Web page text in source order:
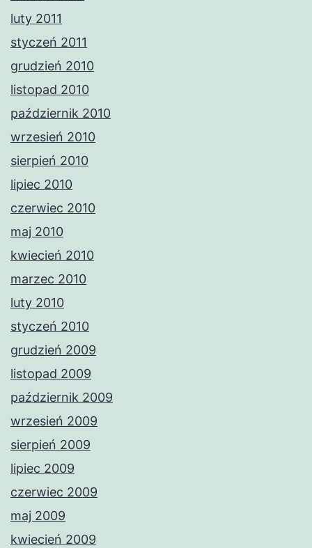
luty 2011
styczeń 2011
grudzień 2010
listopad 2010
październik 2010
wrzesień 2010
sierpień 2010
lipiec 2010
czerwiec 2010
maj 2010
kwiecień 2010
marzec 2010
luty 2010
styczeń 2010
grudzień 2009
listopad 2009
październik 2009
wrzesień 2009
sierpień 2009
lipiec 2009
czerwiec 2009
maj 2009
kwiecień 2009